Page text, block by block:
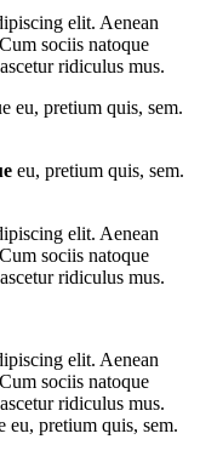
elit. Aenean
sociis natoque
ridiculus mus.
eu, pretium quis, sem.
eu, pretium quis, sem.
elit. Aenean
sociis natoque
ridiculus mus.
elit. Aenean
sociis natoque
ridiculus mus.
eu, pretium quis, sem.